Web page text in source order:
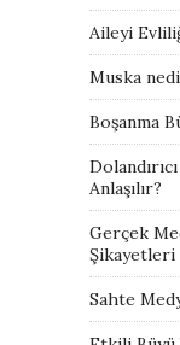
Aileyi
Muska
Boşanma
Anlaşılır?
Gerçek
Şikayetleri
Sahte